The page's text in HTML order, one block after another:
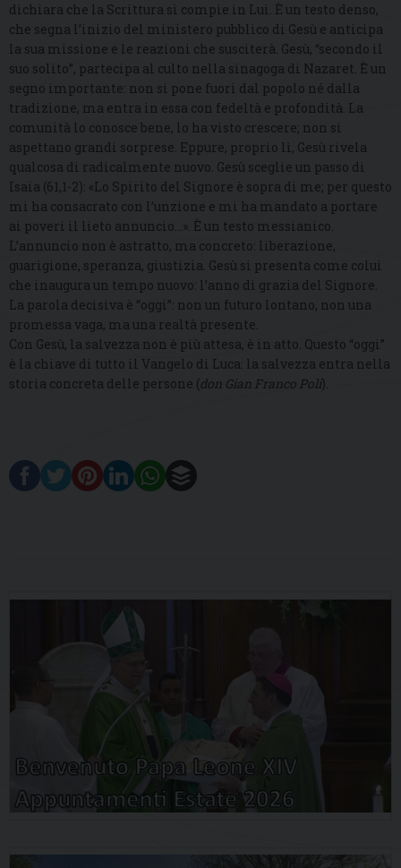
dichiara che la Scrittura si compie in Lui. È un testo denso,
che segna l’inizio del ministero pubblico di Gesù e anticipa
la sua missione e le reazioni che susciterà. Gesù, “secondo il
suo solito”, partecipa al culto nella sinagoga di Nazaret. È un
segno importante: non si pone fuori dal popolo né dalla
tradizione, ma entra in essa con fedeltà e profondità. La
comunità lo conosce bene, lo ha visto crescere; non si
aspettano grandi sorprese. Eppure, proprio lì, Gesù rivela
qualcosa di radicalmente nuovo. Gesù sceglie un passo di
Isaia (61,1-2): «Lo Spirito del Signore è sopra di me; per questo
mi ha consacrato con l’unzione e mi ha mandato a portare
ai poveri il lieto annuncio…». È un testo messianico.
L’annuncio non è astratto, ma concreto: liberazione,
guarigione, speranza, giustizia. Gesù si presenta come colui
che inaugura un tempo nuovo: l’anno di grazia del Signore.
La parola decisiva è “oggi”: non un futuro lontano, non una
promessa vaga, ma una realtà presente.
Con Gesù, la salvezza non è più attesa, è in atto. Questo “oggi”
è la chiave di tutto il Vangelo di Luca: la salvezza entra nella
storia concreta delle persone (don Gian Franco Poli).